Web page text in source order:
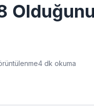
4 dk okuma